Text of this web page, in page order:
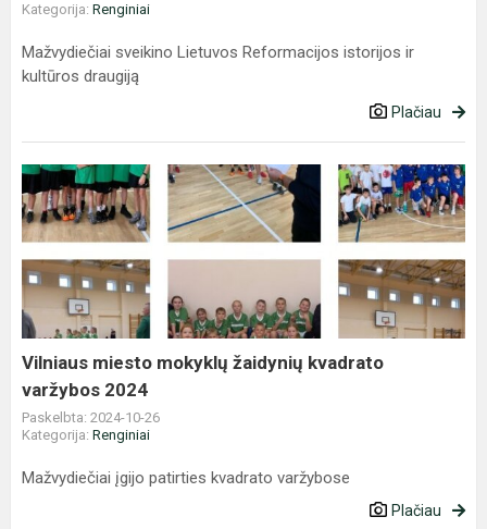
Kategorija: Renginiai
Mažvydiečiai sveikino Lietuvos Reformacijos istorijos ir
kultūros draugiją
Plačiau
Vilniaus
miesto
mokyklų
žaidynių
kvadrato
varžybos
2024
Vilniaus miesto mokyklų žaidynių kvadrato
varžybos 2024
Paskelbta: 2024-10-26
Kategorija: Renginiai
Mažvydiečiai įgijo patirties kvadrato varžybose
Plačiau